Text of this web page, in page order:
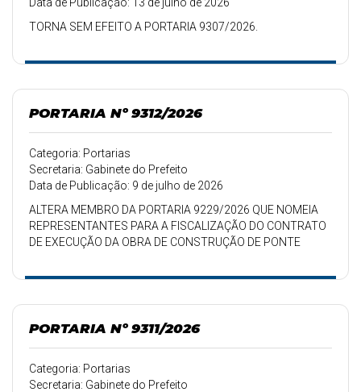
TORNA SEM EFEITO A PORTARIA 9307/2026.
PORTARIA Nº 9312/2026
Categoria: Portarias
Secretaria: Gabinete do Prefeito
Data de Publicação: 9 de julho de 2026
ALTERA MEMBRO DA PORTARIA 9229/2026 QUE NOMEIA
REPRESENTANTES PARA A FISCALIZAÇÃO DO CONTRATO
DE EXECUÇÃO DA OBRA DE CONSTRUÇÃO DE PONTE
PROTENDIDO SOBRE O ARROIO DO BREJO.
PORTARIA Nº 9311/2026
Categoria: Portarias
Secretaria: Gabinete do Prefeito